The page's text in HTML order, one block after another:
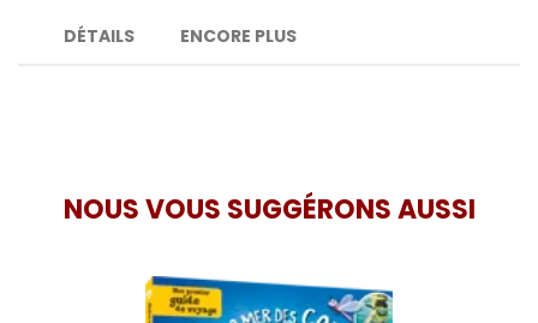
DÉTAILS ENCORE PLUS
NOUS VOUS SUGGÉRONS AUSSI